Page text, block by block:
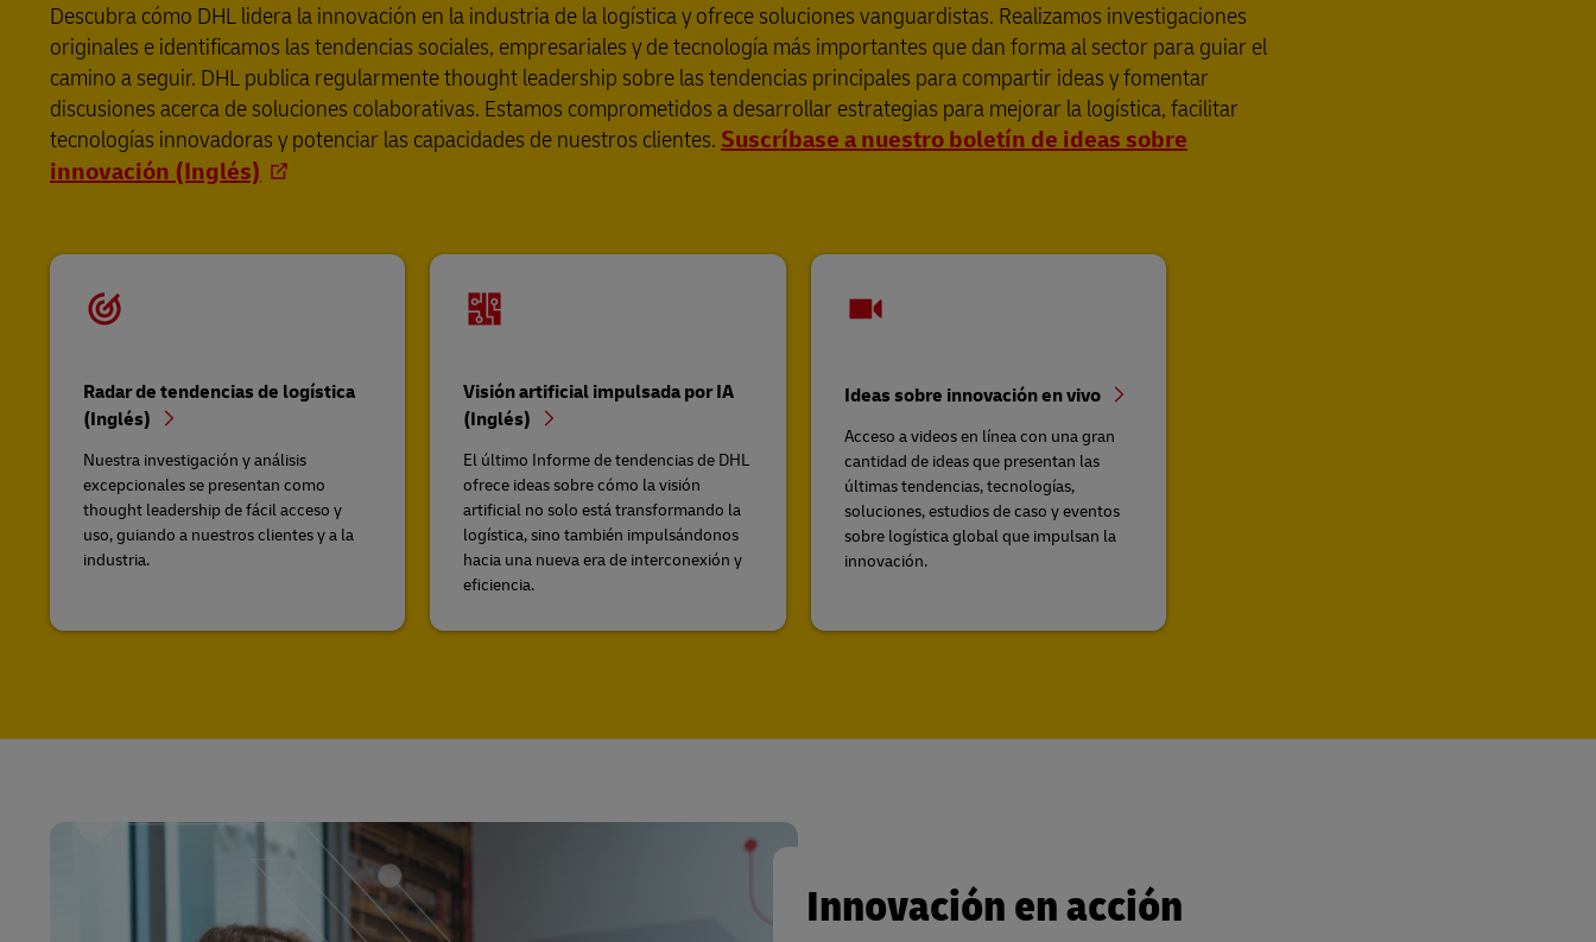
Descubra cómo DHL lidera la innovación en la industria de la logística y ofrece soluciones vanguardistas. Realizamos investigaciones
originales e identificamos las tendencias sociales, empresariales y de tecnología más importantes que dan forma al sector para guiar el
camino a seguir. DHL publica regularmente thought leadership sobre las tendencias principales para compartir ideas y fomentar
discusiones acerca de soluciones colaborativas. Estamos comprometidos a desarrollar estrategias para mejorar la logística, facilitar
tecnologías innovadoras y potenciar las capacidades de nuestros clientes. Suscríbase a nuestro boletín de ideas sobre
innovación (Inglés)
Radar de tendencias de logística
(Inglés)
Nuestra investigación y análisis
excepcionales se presentan como
thought leadership de fácil acceso y
uso, guiando a nuestros clientes y a la
industria.
Visión artificial impulsada por IA
(Inglés)
El último Informe de tendencias de DHL
ofrece ideas sobre cómo la visión
artificial no solo está transformando la
logística, sino también impulsándonos
hacia una nueva era de interconexión y
eficiencia.
Ideas sobre innovación en vivo
Acceso a videos en línea con una gran
cantidad de ideas que presentan las
últimas tendencias, tecnologías,
soluciones, estudios de caso y eventos
sobre logística global que impulsan la
innovación.
Innovación en acción